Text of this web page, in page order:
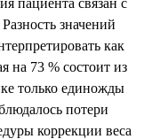
пациента связан с
значений
как
на 73 % состоит из
только единожды
потери
коррекции веса